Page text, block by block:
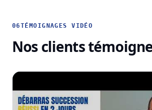
06TÉMOIGNAGES VIDÉO
Nos clients